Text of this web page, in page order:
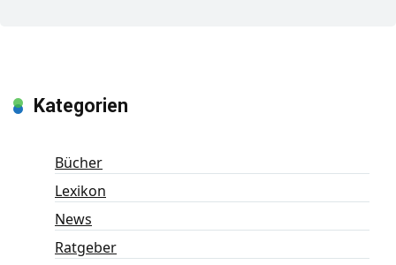
Kategorien
Bücher
Lexikon
News
Ratgeber